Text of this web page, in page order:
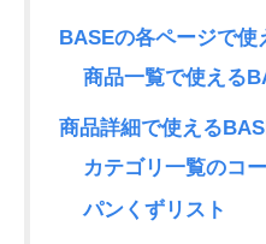
BASEの各ページで使
商品一覧で使える
商品詳細で使える
カテゴリ一覧のコ
パンくずリスト